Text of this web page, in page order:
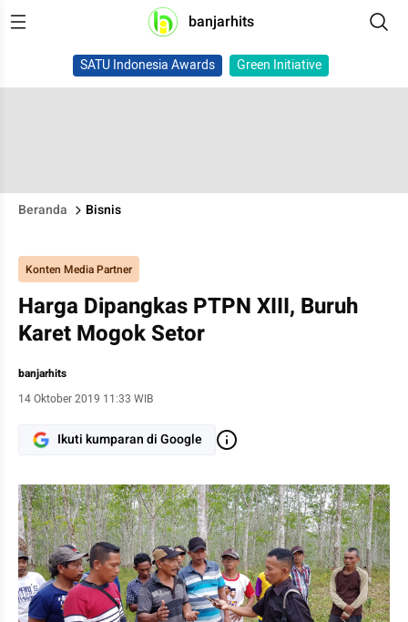
banjarhits
SATU Indonesia Awards Green Initiative
Beranda Bisnis
Konten Media Partner
Harga Dipangkas PTPN XIII, Buruh
Karet Mogok Setor
banjarhits
14 Oktober 2019 11:33 WIB
Ikuti kumparan di Google